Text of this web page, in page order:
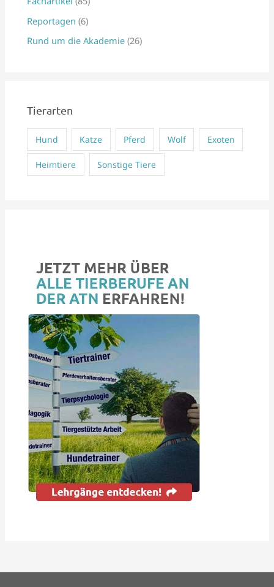
n
a
c
Reportagen (6)
Rund um die Akademie (26)
Tierarten
Hund Katze Pferd Wolf Exoten
Heimtiere Sonstige Tiere